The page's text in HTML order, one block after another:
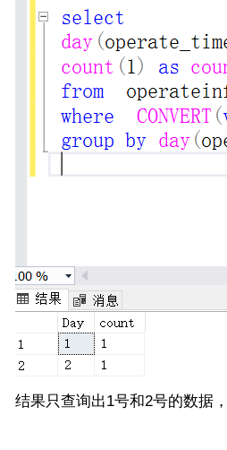
结果只查询出1号和2号的数据